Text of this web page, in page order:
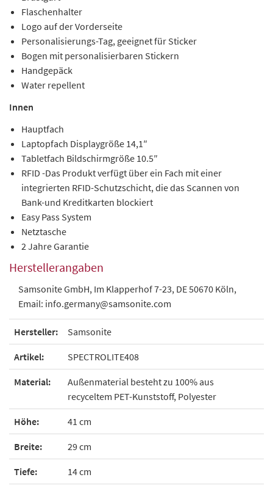
Flaschenhalter
Logo auf der Vorderseite
Personalisierungs-Tag, geeignet für Sticker
Bogen mit personalisierbaren Stickern
Handgepäck
Water repellent
Innen
Hauptfach
Laptopfach Displaygröße 14,1″
Tabletfach Bildschirmgröße 10.5″
RFID -Das Produkt verfügt über ein Fach mit einer
integrierten RFID-Schutzschicht, die das Scannen von
Bank-und Kreditkarten blockiert
Easy Pass System
Netztasche
2 Jahre Garantie
Herstellerangaben
Samsonite GmbH, Im Klapperhof 7-23, DE 50670 Köln,
Email: info.germany@samsonite.com
Hersteller: Samsonite
Artikel: SPECTROLITE408
Material:
Außenmaterial besteht zu 100% aus
recyceltem PET-Kunststoff, Polyester
Höhe: 41 cm
Breite: 29 cm
Tiefe: 14 cm